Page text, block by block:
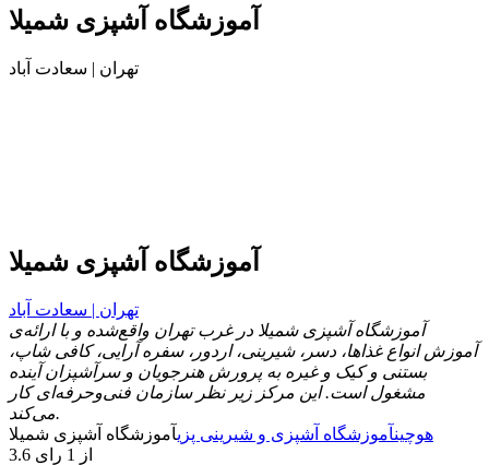
آموزشگاه آشپزی شمیلا
تهران | سعادت آباد
آموزشگاه آشپزی شمیلا
تهران | سعادت آباد
آموزشگاه آشپزی شمیلا در غرب تهران واقع‌شده و با ارائه‌ی
آموزش انواع غذاها، دسر، شیرینی، اردور، سفره آرایی، کافی شاپ،
بستنی و کیک و غیره به پرورش هنرجویان و سرآشپزان آینده
مشغول است. این مرکز زیر نظر سازمان فنی‌وحرفه‌ای کار
می‌کند.
هوچینآموزشگاه آشپزی و شیرینی پزیآموزشگاه آشپزی شمیلا
3.6 از 1 رای